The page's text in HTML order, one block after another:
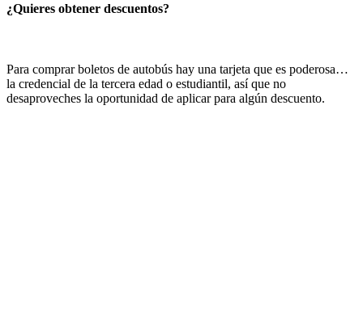
¿Quieres obtener descuentos?
Para comprar boletos de autobús hay una tarjeta que es poderosa…
la credencial de la tercera edad o estudiantil, así que no
desaproveches la oportunidad de aplicar para algún descuento.